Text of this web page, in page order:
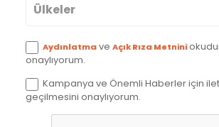
Ülkeler
Avustralya
Kanada
İngiltere
Aydınlatma ve Açık Rıza Metnini
onaylıyorum.
Kampanya ve Önemli Haberler için
geçilmesini onaylıyorum.